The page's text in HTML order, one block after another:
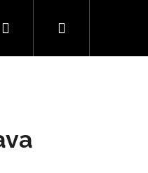
PřihlášeníNákupní